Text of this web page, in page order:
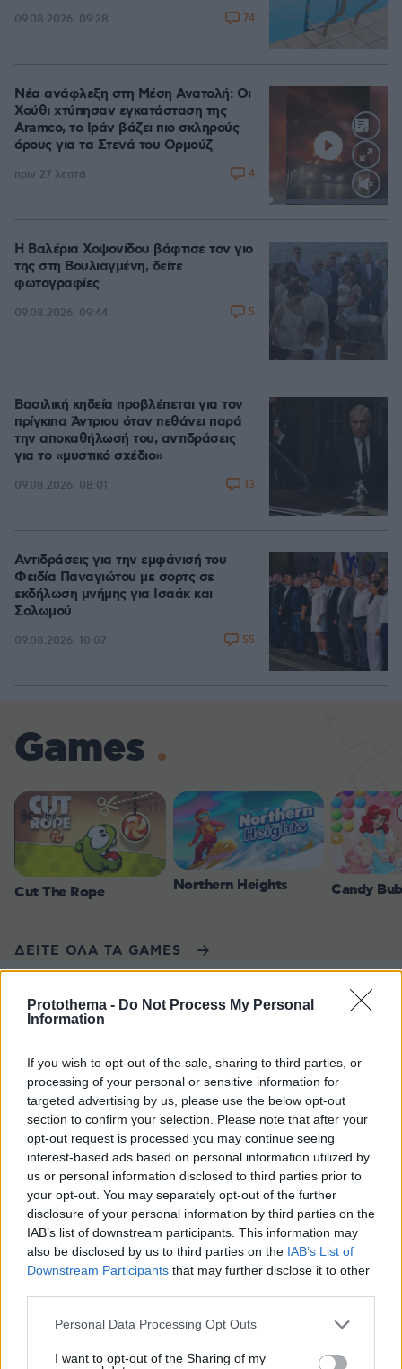
Protothema - Do Not Process My Personal
Information
If you wish to opt-out of the sale, sharing to third parties, or
processing of your personal or sensitive information for
targeted advertising by us, please use the below opt-out
section to confirm your selection. Please note that after your
opt-out request is processed you may continue seeing
interest-based ads based on personal information utilized by
us or personal information disclosed to third parties prior to
your opt-out. You may separately opt-out of the further
disclosure of your personal information by third parties on the
IAB’s list of downstream participants. This information may
also be disclosed by us to third parties on the IAB’s List of
Downstream Participants that may further disclose it to other
Please note that this website/app uses one or more Google
not limited to your visit or usage behaviour. You may click to
Personal Data Processing Opt Outs
I want to opt-out of the Sharing of my
09.08.2026, 09:28 74
Loaded :
Νέα ανάφλεξη στη Μέση Ανατολή: Οι
Χούθι χτύπησαν εγκατάσταση της
Aramco, το Ιράν βάζει πιο σκληρούς
όρους για τα Στενά του Ορμούζ
πριν 27 λεπτά 4
Η Βαλέρια Χοψονίδου βάφτισε τον γιο
της στη Βουλιαγμένη, δείτε
φωτογραφίες
09.08.2026, 09:44 5
Βασιλική κηδεία προβλέπεται για τον
πρίγκιπα Άντριου όταν πεθάνει παρά
την αποκαθήλωσή του, αντιδράσεις
για το «μυστικό σχέδιο»
09.08.2026, 08:01 13
Αντιδράσεις για την εμφάνισή του
Φειδία Παναγιώτου με σορτς σε
εκδήλωση μνήμης για Ισαάκ και
Σολωμού
09.08.2026, 10:07 55
Games
Cut The Rope Northern Heights Candy
ΔΕΙΤΕ ΟΛΑ ΤΑ GAMES